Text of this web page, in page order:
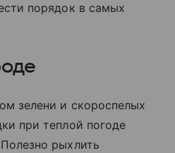
порядок в самых
зелени и скороспелых
при теплой погоде
рыхлить